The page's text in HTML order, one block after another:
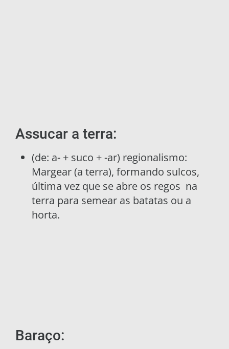
Assucar a terra:
(de: a- + suco + -ar) regionalismo:
Margear (a terra), formando sulcos,
última vez que se abre os regos na
terra para semear as batatas ou a
horta.
Baraço: